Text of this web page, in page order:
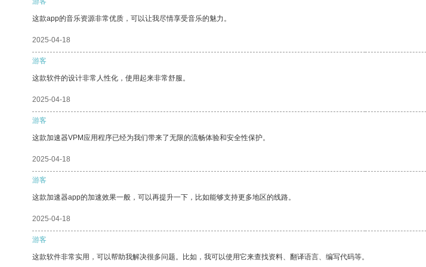
这款app的音乐资源非常优质，可以让我尽情享受音乐的魅力。
2025-04-18
游客
这款软件的设计非常人性化，使用起来非常舒服。
2025-04-18
游客
这款加速器VPM应用程序已经为我们带来了无限的流畅体验和安全性保护。
2025-04-18
游客
这款加速器app的加速效果一般，可以再提升一下，比如能够支持更多地区的线路。
2025-04-18
游客
这款软件非常实用，可以帮助我解决很多问题。比如，我可以使用它来查找资料、翻译语言、编写代码等。